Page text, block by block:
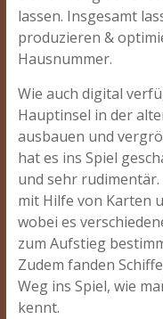
lassen. Insgesamt
produzieren &
Hausnummer.
Wie auch digital
Hauptinsel in der
ausbauen und
hat es ins Spiel
und sehr
mit Hilfe von Karten
wobei es
zum Aufstieg
Zudem fanden
Weg ins Spiel, wie
kennt.